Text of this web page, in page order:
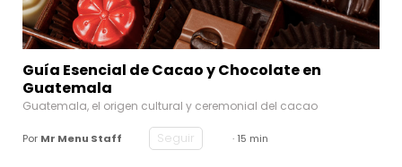
Guía Esencial de Cacao y Chocolate en
Guatemala
Guatemala, el origen cultural y ceremonial del cacao
Por Mr Menu Staff Seguir · 15 min